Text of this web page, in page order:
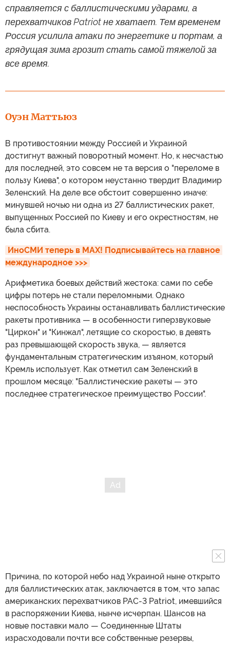
справляется с баллистическими ударами, а
перехватчиков Patriot не хватает. Тем временем
Россия усилила атаки по энергетике и портам, а
грядущая зима грозит стать самой тяжелой за
все время.
Оуэн Маттьюз
В противостоянии между Россией и Украиной
достигнут важный поворотный момент. Но, к несчастью
для последней, это совсем не та версия о "переломе в
пользу Киева", о котором неустанно твердит Владимир
Зеленский. На деле все обстоит совершенно иначе:
минувшей ночью ни одна из 27 баллистических ракет,
выпущенных Россией по Киеву и его окрестностям, не
была сбита.
ИноСМИ теперь в MAX! Подписывайтесь на главное
международное >>>
Арифметика боевых действий жестока: сами по себе
цифры потерь не стали переломными. Однако
неспособность Украины останавливать баллистические
ракеты противника — в особенности гиперзвуковые
"Циркон" и "Кинжал", летящие со скоростью, в девять
раз превышающей скорость звука, — является
фундаментальным стратегическим изъяном, который
Кремль использует. Как отметил сам Зеленский в
прошлом месяце: "Баллистические ракеты — это
последнее стратегическое преимущество России".
Причина, по которой небо над Украиной ныне открыто
для баллистических атак, заключается в том, что запас
американских перехватчиков PAC-3 Patriot, имевшийся
в распоряжении Киева, нынче исчерпан. Шансов на
новые поставки мало — Соединенные Штаты
израсходовали почти все собственные резервы,